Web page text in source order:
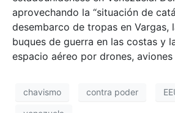
aprovechando la “situación de
desembarco de tropas en Vargas,
buques de guerra en las costas y
espacio aéreo por drones,
chavismo contra poder